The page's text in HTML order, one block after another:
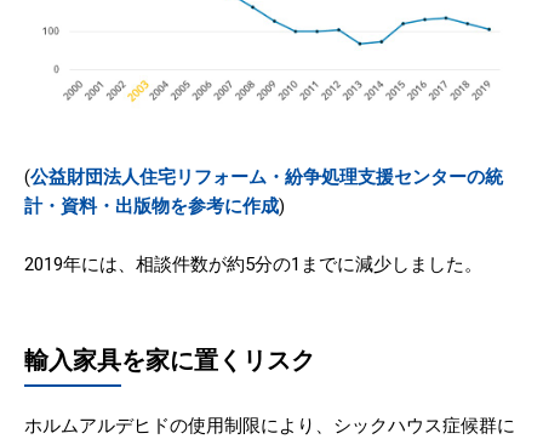
(公益財団法人住宅リフォーム・紛争処理支援センターの統
計・資料・出版物を参考に作成)
2019年には、相談件数が約5分の1までに減少しました。
輸入家具を家に置くリスク
ホルムアルデヒドの使用制限により、シックハウス症候群に